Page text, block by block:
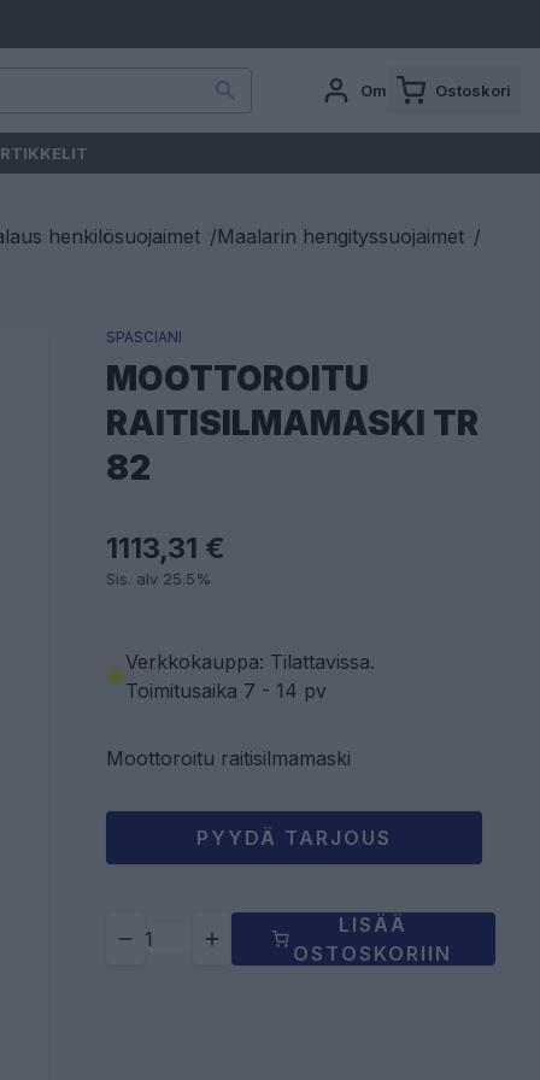
Oma tili Ostoskori
henkilösuojaimet /Maalarin hengityssuojaimet /
SPASCIANI
MOOTTOROITU
RAITISILMAMASKI TR
82
1113,31 €
Sis. alv 25.5%
Verkkokauppa: Tilattavissa.
Toimitusaika 7 - 14 pv
Moottoroitu raitisilmamaski
PYYDÄ TARJOUS
LISÄÄ
OSTOSKORIIN